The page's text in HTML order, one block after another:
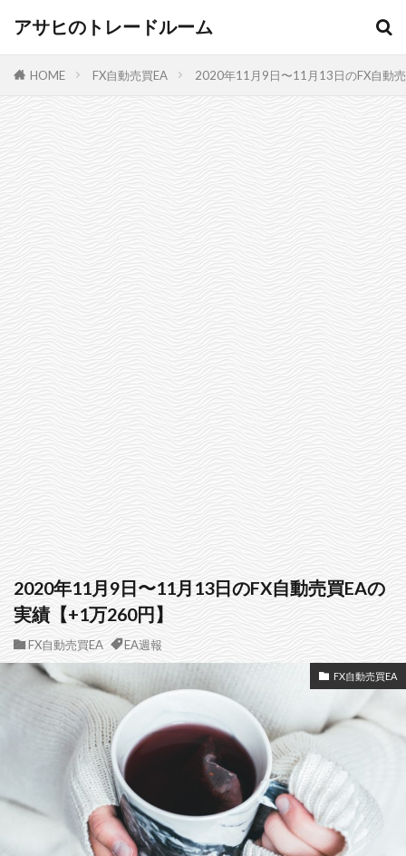
アサヒのトレードルーム
HOME FX自動売買EA 2020年11月9日〜11月13日のFX自動
2020年11月9日〜11月13日のFX自動売買EAの
実績【+1万260円】
FX自動売買EA EA週報
FX自動売買EA